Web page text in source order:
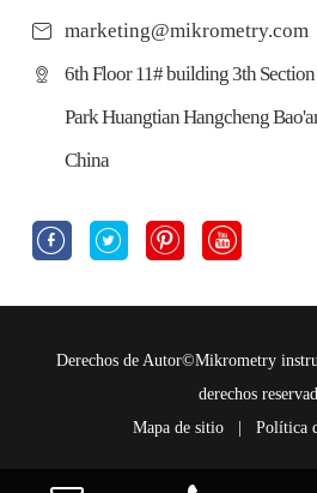
marketing@mikrometry.com
6th Floor 11# building 3th
Park Huangtian Hangcheng
China
   
Derechos de Autor©Mikrometry
derechos
Mapa de sitio| Política